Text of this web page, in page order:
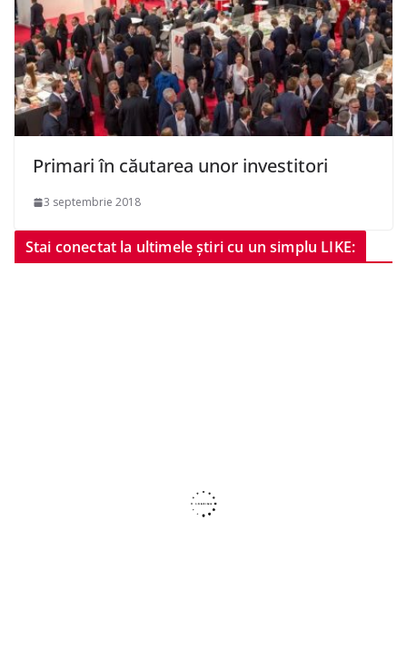
Primari în căutarea unor investitori
3 septembrie 2018
Stai conectat la ultimele știri cu un simplu LIKE: